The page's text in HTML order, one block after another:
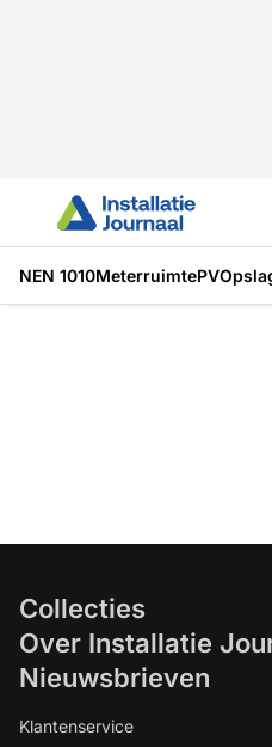
NEN 1010MeterruimtePV
Collecties
Over Installatie
Nieuwsbrieven
Klantenservice